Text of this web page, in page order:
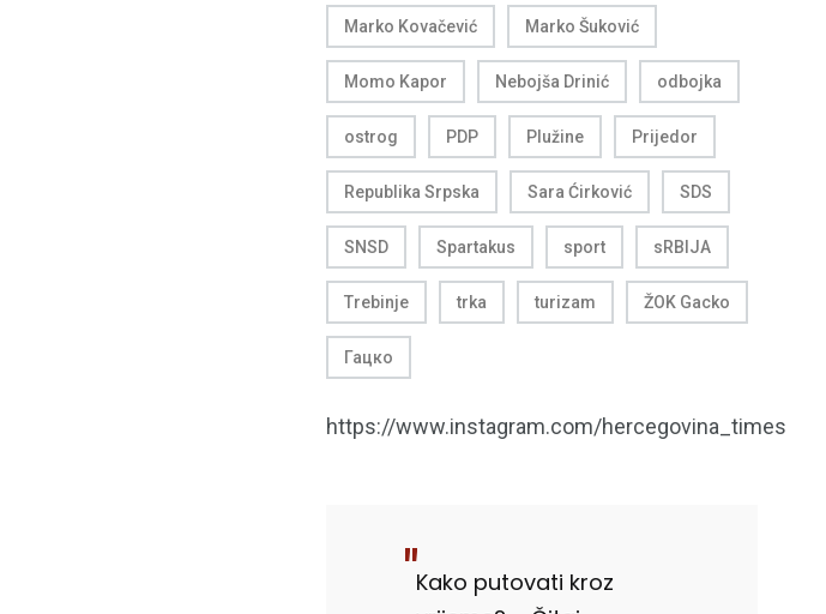
Marko Kovačević Marko Šuković
Momo Kapor Nebojša Drinić odbojka
ostrog PDP Plužine Prijedor
Republika Srpska Sara Ćirković SDS
SNSD Spartakus sport sRBIJA
Trebinje trka turizam ŽOK Gacko
Гацко
https://www.instagram.com/hercegovina_times
Kako putovati kroz